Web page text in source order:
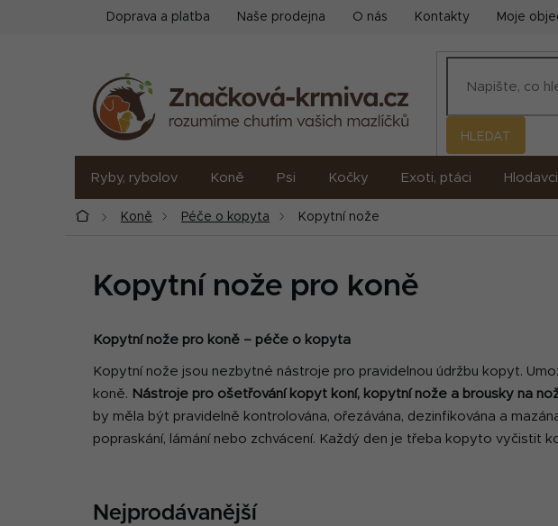
Doprava a platba Naše prodejna O nás Kontakty Moje
HLEDAT
Ryby, rybolov Koně Psi Kočky Exoti, ptáci Hlodavci
DomůKoně Péče o kopyta Kopytní nože
Kopytní nože pro koně
Kopytní nože pro koně – péče o kopyta
Kopytní nože jsou nezbytné nástroje pro pravidelnou údržbu kopyt.
koně. Nástroje pro ošetřování kopyt koní, kopytní nože a brousky na
by měla být pravidelně kontrolována, ořezávána, dezinfikována a
popraskání, lámání nebo zchvácení. Každý den je třeba kopyto vyčistit
Nejprodávanější